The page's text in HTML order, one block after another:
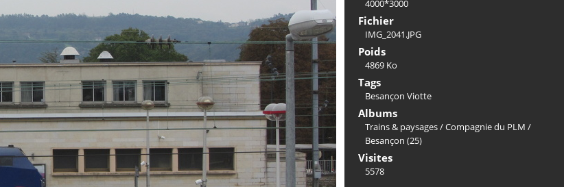
4000*3000
Fichier
IMG_2041.JPG
Poids
4869 Ko
Tags
Besançon Viotte
Albums
Trains & paysages/Compagnie du PLM /
Besançon (25)
Visites
5578